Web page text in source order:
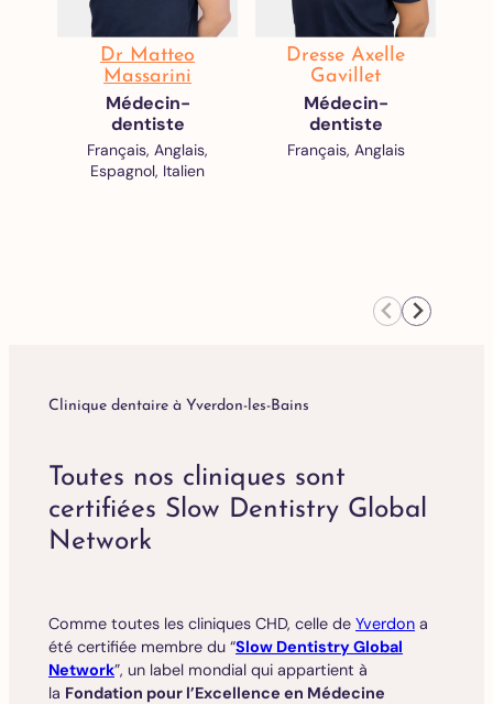
Dr Matteo
Massarini
Médecin-
dentiste
Français, Anglais,
Espagnol, Italien
Dresse Axelle
Gavillet
Médecin-
dentiste
Français, Anglais
Clinique dentaire à Yverdon-les-Bains
Toutes nos cliniques sont
certifiées Slow Dentistry Global
Network
Comme toutes les cliniques CHD, celle de Yverdon a
été certifiée membre du “Slow Dentistry Global
Network”, un label mondial qui appartient à
la Fondation pour l’Excellence en Médecine